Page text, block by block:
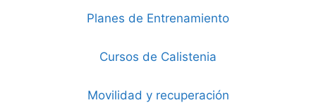
Planes de Entrenamiento
Cursos de Calistenia
Movilidad y recuperación